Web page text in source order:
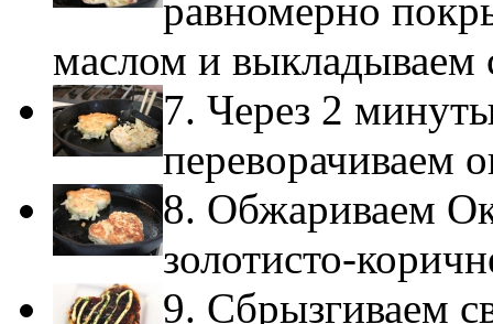
равномерно
маслом и выкладываем
7. Через 2
переворачиваем
8. Обжариваем
золотисто-
9. Сбрызгиваем